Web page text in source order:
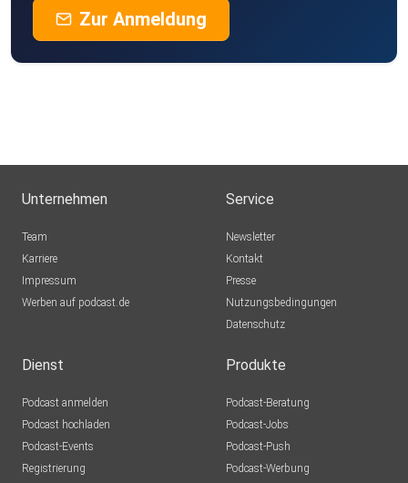
Zur Anmeldung
Unternehmen
Team
Karriere
Impressum
Werben auf podcast.de
Service
Newsletter
Kontakt
Presse
Nutzungsbedingungen
Datenschutz
Dienst
Podcast anmelden
Podcast hochladen
Podcast-Events
Registrierung
Produkte
Podcast-Beratung
Podcast-Jobs
Podcast-Push
Podcast-Werbung